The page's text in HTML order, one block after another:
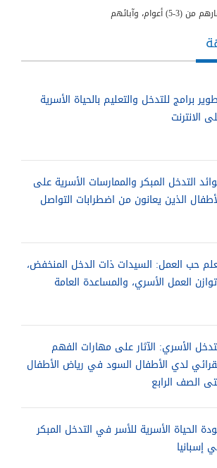
وآبائهم
برامج للتدخل والتعليم بالحياة الأسرية
الانترنت
التدخل المبكر والممارسات الأسرية على
الذين يعانون من اضطرابات التواصل
حب العمل: السيدات ذات الدخل المنخفض،
العمل الأسري، والمساعدة العامة
الأسري: الآثار على مهارات الفهم
لدي الأطفال السود في رياض الأطفال
الصف الرابع
الحياة الأسرية للأسر في التدخل المبكر
إسبانيا